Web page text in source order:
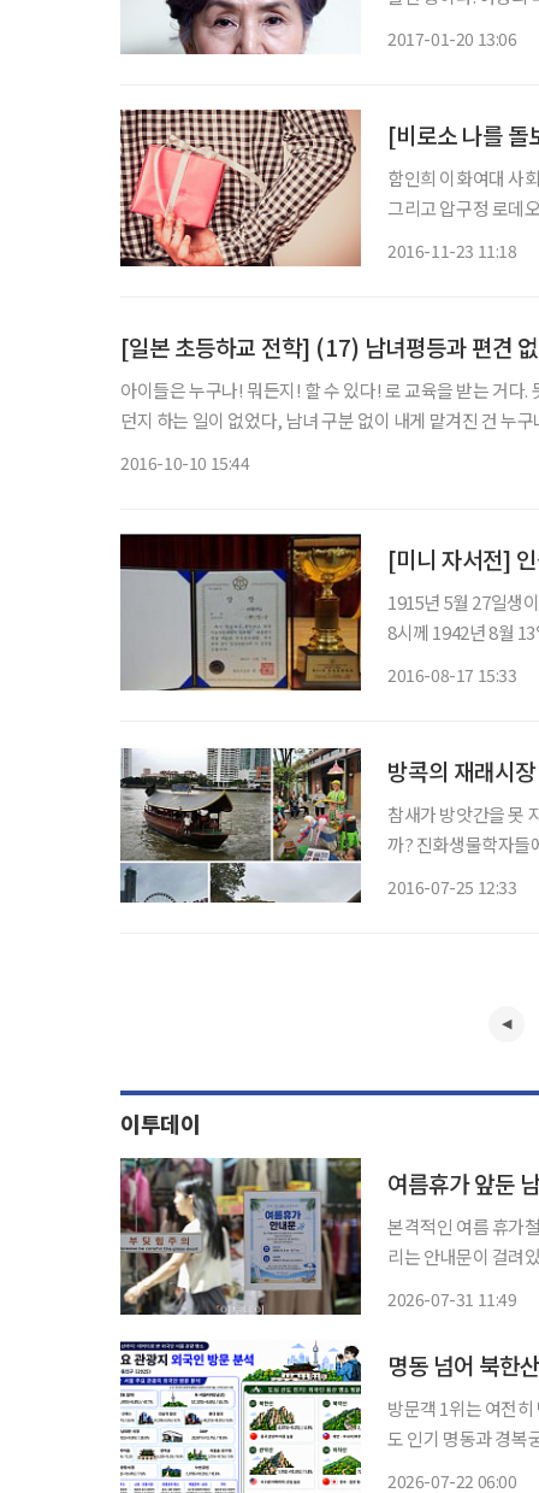
2017-01-20 13:06
함인희 이화여대 사회학과 교수 ‘욘사마 열풍’이 한창이던
그리고 압구정 로데
2016-11-23 11:18
[일본 초등하교 전학] (17) 남녀평등과 편견
아이들은 누구나! 뭐든지! 할 수 있다! 로 교육을 받는 거다
던지 하는 일이 없었다, 남녀 구분 없이 내게 맡겨진 건 누
2016-10-10 15:44
[미니 자서전]
1915년 5월 27일생
8시께 1942년 8월
2016-08-17 15:33
방콕의 재래시장
참새가 방앗간을 못
까? 진화생물학자들
2016-07-25 12:33
이투데이
여름휴가 앞둔
본격적인 여름 휴가
리는 안내문이 걸려
2026-07-31 11:49
명동 넘어 북한
방문객 1위는 여전
도 인기 명동과 경복궁에만 몰리던 외국인 관광객의 발길이 K컬처 촬영지, 전통시장, 등산 명
2026-07-22 06:00